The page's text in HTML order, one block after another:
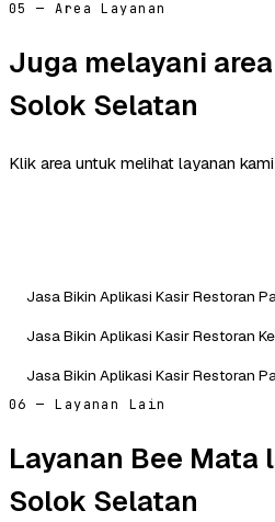
05 — Area Layanan
Juga melayani
Solok Selatan
Klik area untuk melihat layanan
Jasa Bikin Aplikasi Kasir Restoran
Jasa Bikin Aplikasi Kasir Restoran
Jasa Bikin Aplikasi Kasir Restoran
06 — Layanan Lain
Layanan Bee Mata
Solok Selatan